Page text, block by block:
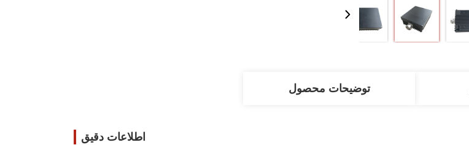
توضیحات محصول
اطلاعات دقیق